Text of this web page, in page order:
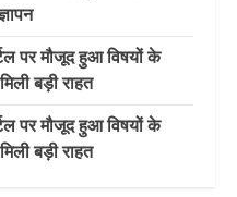
पर मौजूद हुआ विषयों के
बड़ी राहत
पर मौजूद हुआ विषयों के
बड़ी राहत